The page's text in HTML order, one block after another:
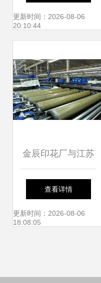
的横机世界
更新时间：2026-08-06
20:10:44
金辰印花厂与江苏
金辰针纺织 引领针
纺织品创新与发展
查看详情
更新时间：2026-08-06
18:08:05